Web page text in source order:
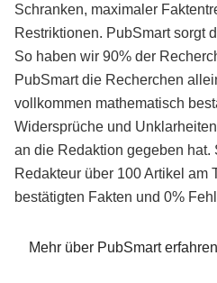
Schranken, maximaler
Restriktionen. PubSmart sorgt
So haben wir 90% der
PubSmart die Recherchen
vollkommen mathematisch
Widersprüche und
an die Redaktion gegeben hat.
Redakteur über 100 Artikel am
bestätigten Fakten und 0%
Mehr über PubSmart erfahren